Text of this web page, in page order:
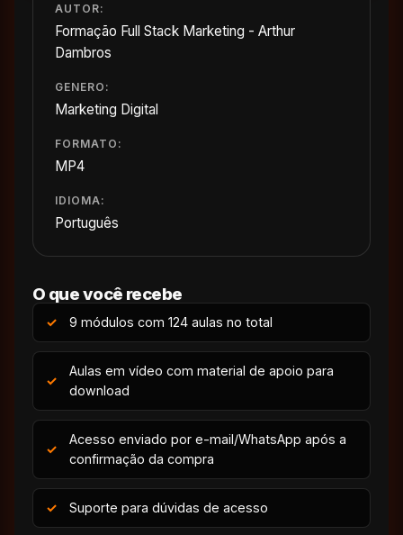
AUTOR:
Formação Full Stack Marketing - Arthur
Dambros
GENERO:
Marketing Digital
FORMATO:
MP4
IDIOMA:
Português
O que você recebe
9 módulos com 124 aulas no total
Aulas em vídeo com material de apoio para
download
Acesso enviado por e-mail/WhatsApp após a
confirmação da compra
Suporte para dúvidas de acesso